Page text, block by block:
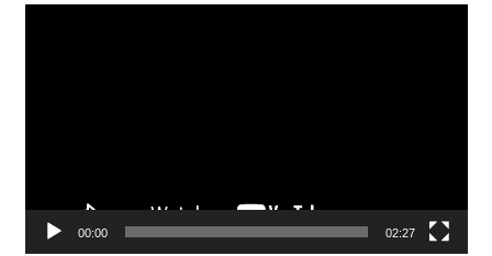
00:00 02:27